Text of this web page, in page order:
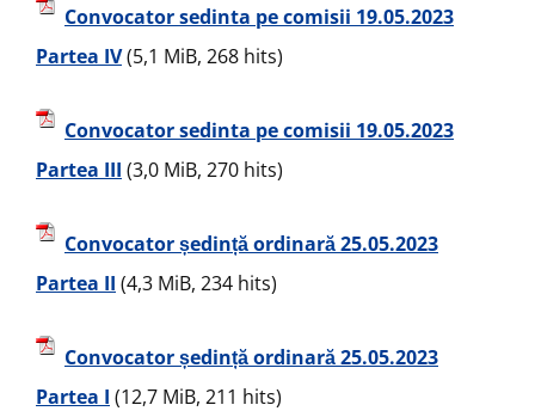
Convocator sedinta pe comisii 19.05.2023
Partea IV(5,1 MiB, 268 hits)
Convocator sedinta pe comisii 19.05.2023
Partea III (3,0 MiB, 270 hits)
Convocator ședință ordinară 25.05.2023
Partea II (4,3 MiB, 234 hits)
Convocator ședință ordinară 25.05.2023
Partea I (12,7 MiB, 211 hits)